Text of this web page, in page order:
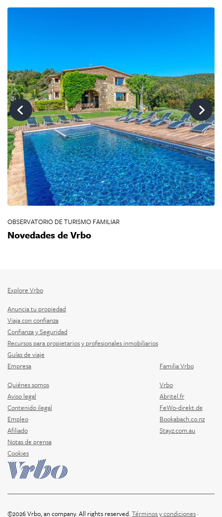
OBSERVATORIO DE TURISMO FAMILIAR
Novedades de Vrbo
Explore Vrbo
Anuncia tu propiedad
Viaja con confianza
Confianza y Seguridad
Recursos para propietarios y profesionales inmobiliarios
Guías de viaje
Empresa
Quiénes somos
Aviso legal
Contenido ilegal
Empleo
Afiliado
Notas de prensa
Cookies
Familia Vrbo
Vrbo
Abritel.fr
FeWo-direkt.de
Bookabach.co.nz
Stayz.com.au
©2026 Vrbo, an company. All rights reserved. Términos y condiciones·